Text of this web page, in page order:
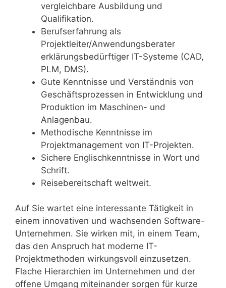
vergleichbare Ausbildung und
Qualifikation.
Berufserfahrung als
Projektleiter/Anwendungsberater
erklärungsbedürftiger IT-Systeme (CAD,
PLM, DMS).
Gute Kenntnisse und Verständnis von
Geschäftsprozessen in Entwicklung und
Produktion im Maschinen- und
Anlagenbau.
Methodische Kenntnisse im
Projektmanagement von IT-Projekten.
Sichere Englischkenntnisse in Wort und
Schrift.
Reisebereitschaft weltweit.
Auf Sie wartet eine interessante Tätigkeit in
einem innovativen und wachsenden Software-
Unternehmen. Sie wirken mit, in einem Team,
das den Anspruch hat moderne IT-
Projektmethoden wirkungsvoll einzusetzen.
Flache Hierarchien im Unternehmen und der
offene Umgang miteinander sorgen für kurze